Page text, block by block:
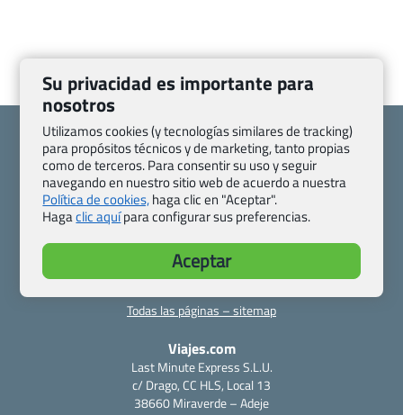
Quienes somos
Contacto
Pasaporte, Visado, Salud y otras disposiciones específicas
Blog de Viajes.com
Registro de agencias
Preguntas frecuentes
Condiciones generales
Todas las páginas – sitemap
Viajes.com
Last Minute Express S.L.U.
c/ Drago, CC HLS, Local 13
38660 Miraverde – Adeje
Su privacidad es importante para
nosotros
Utilizamos cookies (y tecnologías similares de tracking)
para propósitos técnicos y de marketing, tanto propias
como de terceros. Para consentir su uso y seguir
navegando en nuestro sitio web de acuerdo a nuestra
Política de cookies,haga clic en "Aceptar".
Hagaclic aquípara configurar sus preferencias.
Aceptar